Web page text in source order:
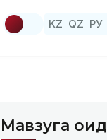
KZ QZ РУ
Мавзуга оид